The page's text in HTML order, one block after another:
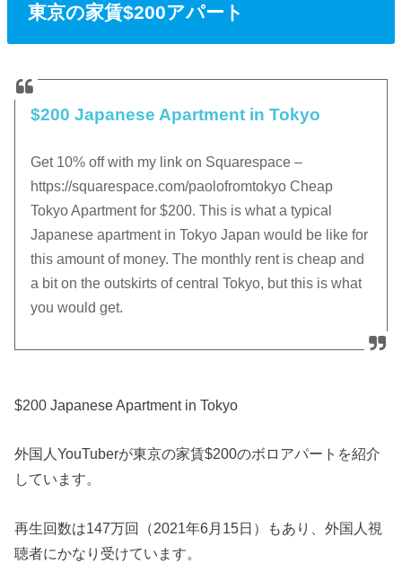
東京の家賃$200アパート
$200 Japanese Apartment in Tokyo
Get 10% off with my link on Squarespace –
https://squarespace.com/paolofromtokyo Cheap
Tokyo Apartment for $200. This is what a typical
Japanese apartment in Tokyo Japan would be like for
this amount of money. The monthly rent is cheap and
a bit on the outskirts of central Tokyo, but this is what
you would get.
$200 Japanese Apartment in Tokyo
外国人YouTuberが東京の家賃$200のボロアパートを紹介
しています。
再生回数は147万回（2021年6月15日）もあり、外国人視
聴者にかなり受けています。